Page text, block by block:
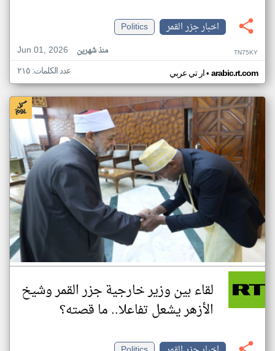
اخبار جزر القمر
Politics
Jun 01, 2026
منذ شهرين TN75KY
ار تي عربي• arabic.rt.com عدد الكلمات: ٢١٥
لقاء بين وزير خارجية جزر القمر وشيخ
الأزهر يشعل تفاعلا.. ما قصته؟